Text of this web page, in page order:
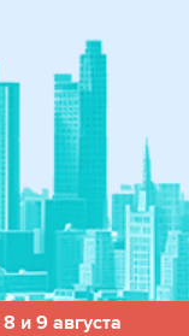
и 9 августа